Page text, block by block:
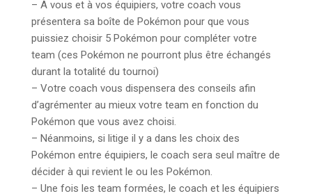
– A vous et à vos équipiers, votre coach vous
présentera sa boîte de Pokémon pour que vous
puissiez choisir 5 Pokémon pour compléter votre
team (ces Pokémon ne pourront plus être échangés
durant la totalité du tournoi)
– Votre coach vous dispensera des conseils afin
d’agrémenter au mieux votre team en fonction du
Pokémon que vous avez choisi.
– Néanmoins, si litige il y a dans les choix des
Pokémon entre équipiers, le coach sera seul maître de
décider à qui revient le ou les Pokémon.
– Une fois les team formées, le coach et les équipiers